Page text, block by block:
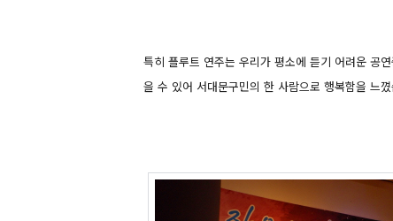
특히 플루트 연주는 우리가 평소에 듣기 어려운 공
을 수 있어 서대문구민의 한 사람으로 행복함을 느